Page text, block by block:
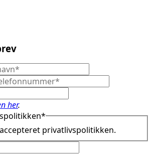
her.
*
privatlivspolitikken.